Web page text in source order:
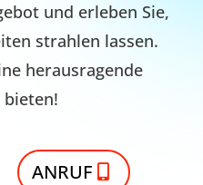
und erleben Sie,
strahlen lassen.
herausragende
bieten!
ANRUF